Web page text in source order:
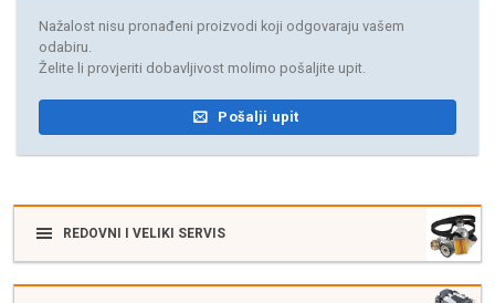
Nažalost nisu pronađeni proizvodi koji odgovaraju vašem
odabiru.
Želite li provjeriti dobavljivost molimo pošaljite upit.
Pošalji upit
REDOVNI I VELIKI SERVIS